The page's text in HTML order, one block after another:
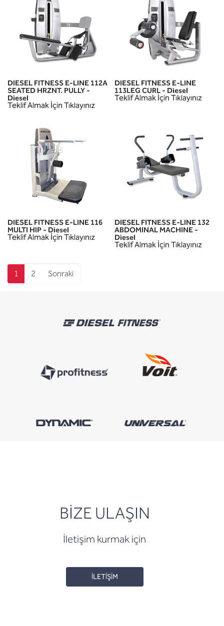
DIESEL FITNESS E-LINE 112A
SEATED HRZNT. PULLY -
Diesel
Teklif Almak İçin Tıklayınız
DIESEL FITNESS E-LINE
113LEG CURL - Diesel
Teklif Almak İçin Tıklayınız
DIESEL FITNESS E-LINE 116
MULTI HIP - Diesel
Teklif Almak İçin Tıklayınız
DIESEL FITNESS E-LINE 132
ABDOMINAL MACHINE -
Diesel
Teklif Almak İçin Tıklayınız
1 2 Sonraki
BİZE ULAŞIN
İletişim kurmak için
İLETİŞİM